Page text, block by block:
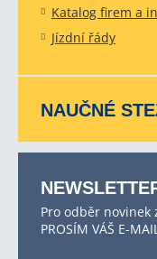
Katalog firem a
Jízdní řády
NAUČNÉ
Pro odběr novinek
PROSÍM VÁŠ E-